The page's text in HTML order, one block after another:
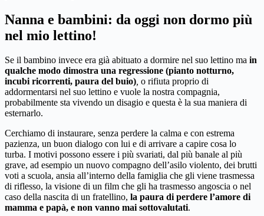
Nanna e bambini: da oggi non dormo più
nel mio lettino!
Se il bambino invece era già abituato a dormire nel suo lettino ma in
qualche modo dimostra una regressione (pianto notturno,
incubi ricorrenti, paura del buio), o rifiuta proprio di
addormentarsi nel suo lettino e vuole la nostra compagnia,
probabilmente sta vivendo un disagio e questa è la sua maniera di
esternarlo.
Cerchiamo di instaurare, senza perdere la calma e con estrema
pazienza, un buon dialogo con lui e di arrivare a capire cosa lo
turba. I motivi possono essere i più svariati, dal più banale al più
grave, ad esempio un nuovo compagno dell’asilo violento, dei brutti
voti a scuola, ansia all’interno della famiglia che gli viene trasmessa
di riflesso, la visione di un film che gli ha trasmesso angoscia o nel
caso della nascita di un fratellino, la paura di perdere l’amore di
mamma e papà, e non vanno mai sottovalutati.